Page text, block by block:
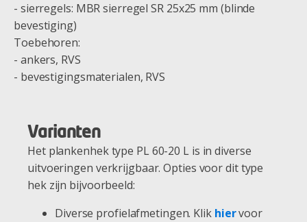
- sierregels: MBR sierregel SR 25x25 mm (blinde
bevestiging)
Toebehoren:
- ankers, RVS
- bevestigingsmaterialen, RVS
Varianten
Het plankenhek type PL 60-20 L is in diverse
uitvoeringen verkrijgbaar. Opties voor dit type
hek zijn bijvoorbeeld:
Diverse profielafmetingen. Klik hiervoor